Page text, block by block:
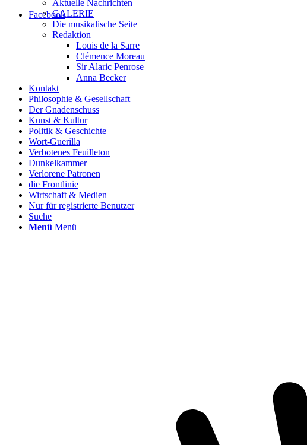
Facebook
Aktuelle Nachrichten
GALERIE
Die musikalische Seite
Redaktion
Louis de la Sarre
Clémence Moreau
Sir Alaric Penrose
Anna Becker
Kontakt
Philosophie & Gesellschaft
Der Gnadenschuss
Kunst & Kultur
Politik & Geschichte
Wort-Guerilla
Verbotenes Feuilleton
Dunkelkammer
Verlorene Patronen
die Frontlinie
Wirtschaft & Medien
Nur für registrierte Benutzer
Suche
Menü Menü